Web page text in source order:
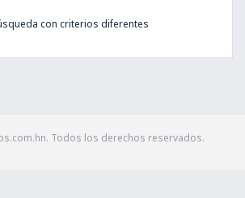
con criterios diferentes
Todos los derechos reservados.